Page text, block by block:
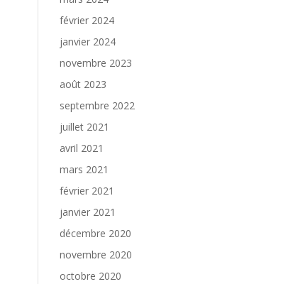
février 2024
janvier 2024
novembre 2023
août 2023
septembre 2022
juillet 2021
avril 2021
mars 2021
février 2021
janvier 2021
décembre 2020
novembre 2020
octobre 2020